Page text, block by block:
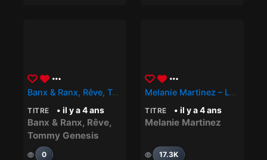
Banx & Ranx, Rêve, Tommy Genesis – Headphones
TITRE • il y a 4 ans
Banx & Ranx, Rêve,
Tommy Genesis
0
Melanie Martinez – LEECHES
TITRE • il y a 4 ans
Melanie Martinez
17.3K